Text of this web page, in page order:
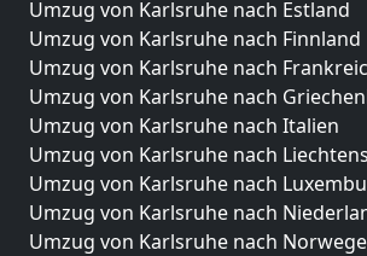
Umzug von Karlsruhe nach Estland
Umzug von Karlsruhe nach Finnland
Umzug von Karlsruhe nach
Umzug von Karlsruhe nach
Umzug von Karlsruhe nach Italien
Umzug von Karlsruhe nach
Umzug von Karlsruhe nach
Umzug von Karlsruhe nach
Umzug von Karlsruhe nach